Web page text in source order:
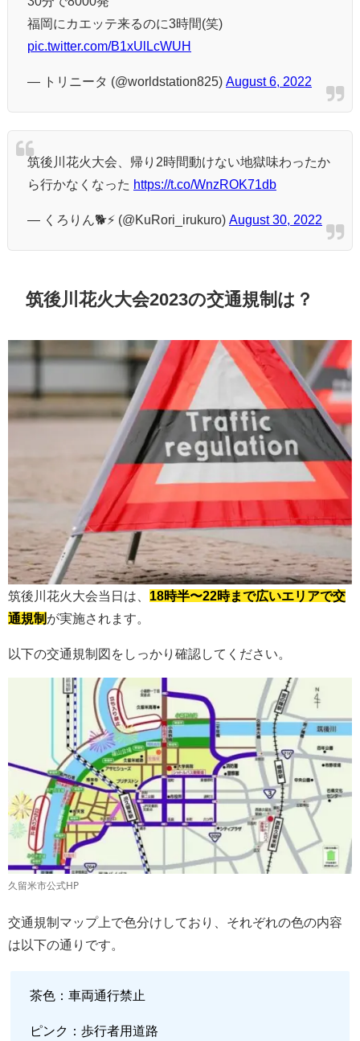
福岡にカエッテ来るのに3時間(笑)
pic.twitter.com/B1xUlLcWUH
— トリニータ (@worldstation825) August 6, 2022
筑後川花火大会、帰り2時間動けない地獄味わったか
ら行かなくなった https://t.co/WnzROK71db
— くろりん🐕⚡️ (@KuRori_irukuro) August 30, 2022
筑後川花火大会2023の交通規制は？
筑後川花火大会当日は、 18時半〜22時まで広いエリアで交
通規制 が実施されます。
以下の交通規制図をしっかり確認してください。
久留米市公式HP
交通規制マップ上で色分けしており、それぞれの色の内容
は以下の通りです。
茶色：車両通行禁止
ピンク：歩行者用道路